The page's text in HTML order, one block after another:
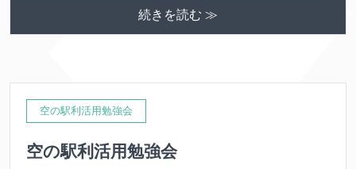
続きを読む ≫
空の駅利活用勉強会
空の駅利活用勉強会